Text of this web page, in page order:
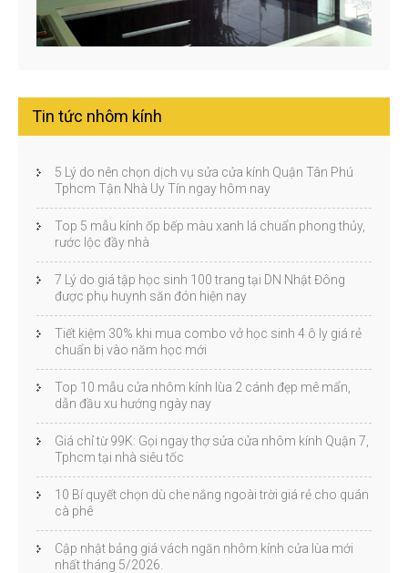
Tin tức nhôm kính
5 Lý do nên chọn dịch vụ sửa cửa kính Quận Tân Phú
Tphcm Tận Nhà Uy Tín ngay hôm nay
Top 5 mẫu kính ốp bếp màu xanh lá chuẩn phong thủy,
rước lộc đầy nhà
7 Lý do giá tập học sinh 100 trang tại DN Nhật Đông
được phụ huynh săn đón hiện nay
Tiết kiệm 30% khi mua combo vở học sinh 4 ô ly giá rẻ
chuẩn bị vào năm học mới
Top 10 mẫu cửa nhôm kính lùa 2 cánh đẹp mê mẩn,
dẫn đầu xu hướng ngày nay
Giá chỉ từ 99K: Gọi ngay thợ sửa cửa nhôm kính Quận 7,
Tphcm tại nhà siêu tốc
10 Bí quyết chọn dù che nắng ngoài trời giá rẻ cho quán
cà phê
Cập nhật bảng giá vách ngăn nhôm kính cửa lùa mới
nhất tháng 5/2026.